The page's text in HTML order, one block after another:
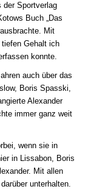
der Sportverlag
Buch „Das
Mit
Gehalt ich
konnte.
auch über das
Boris Spasski,
Alexander
immer ganz weit
wenn sie in
in Lissabon, Boris
Mit allen
unterhalten.